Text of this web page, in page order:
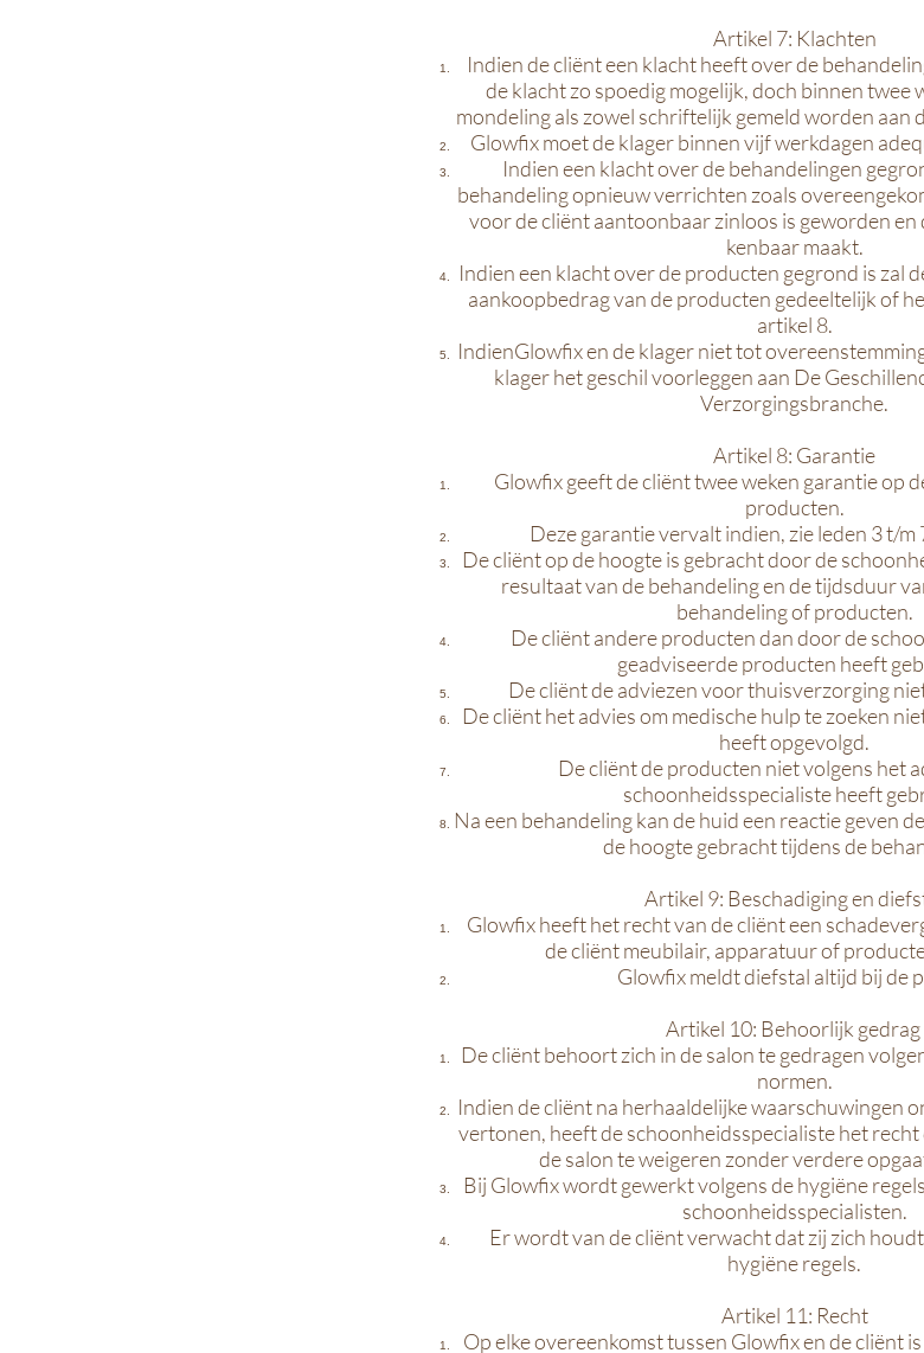
Artikel 7: Klachten
Indien de cliënt een klacht heeft over de
de klacht zo spoedig mogelijk, doch binnen twee
mondeling als zowel schriftelijk gemeld worden aan
Glowfix moet de klager binnen vijf werkdagen
Indien een klacht over de behandelingen
behandeling opnieuw verrichten zoals
voor de cliënt aantoonbaar zinloos is geworden
kenbaar maakt.
Indien een klacht over de producten gegrond is zal
aankoopbedrag van de producten gedeeltelijk of
artikel 8.
IndienGlowfix en de klager niet tot
klager het geschil voorleggen aan De
Verzorgingsbranche.
Artikel 8: Garantie
Glowfix geeft de cliënt twee weken garantie op
producten.
Deze garantie vervalt indien, zie leden 3 t/m
De cliënt op de hoogte is gebracht door de
resultaat van de behandeling en de tijdsduur
behandeling of producten.
De cliënt andere producten dan door de
geadviseerde producten heeft
De cliënt de adviezen voor thuisverzorging
De cliënt het advies om medische hulp te zoeken
heeft opgevolgd.
De cliënt de producten niet volgens het
schoonheidsspecialiste heeft
Na een behandeling kan de huid een reactie geven
de hoogte gebracht tijdens de
Artikel 9: Beschadiging en
Glowfix heeft het recht van de cliënt een
de cliënt meubilair, apparatuur of
Glowfix meldt diefstal altijd bij de
Artikel 10: Behoorlijk gedrag
De cliënt behoort zich in de salon te gedragen
normen.
Indien de cliënt na herhaaldelijke waarschuwingen
vertonen, heeft de schoonheidsspecialiste het
de salon te weigeren zonder verdere
Bij Glowfix wordt gewerkt volgens de hygiëne
schoonheidsspecialisten.
Er wordt van de cliënt verwacht dat zij zich
hygiëne regels.
Artikel 11: Recht
Op elke overeenkomst tussen Glowfix en de cliënt